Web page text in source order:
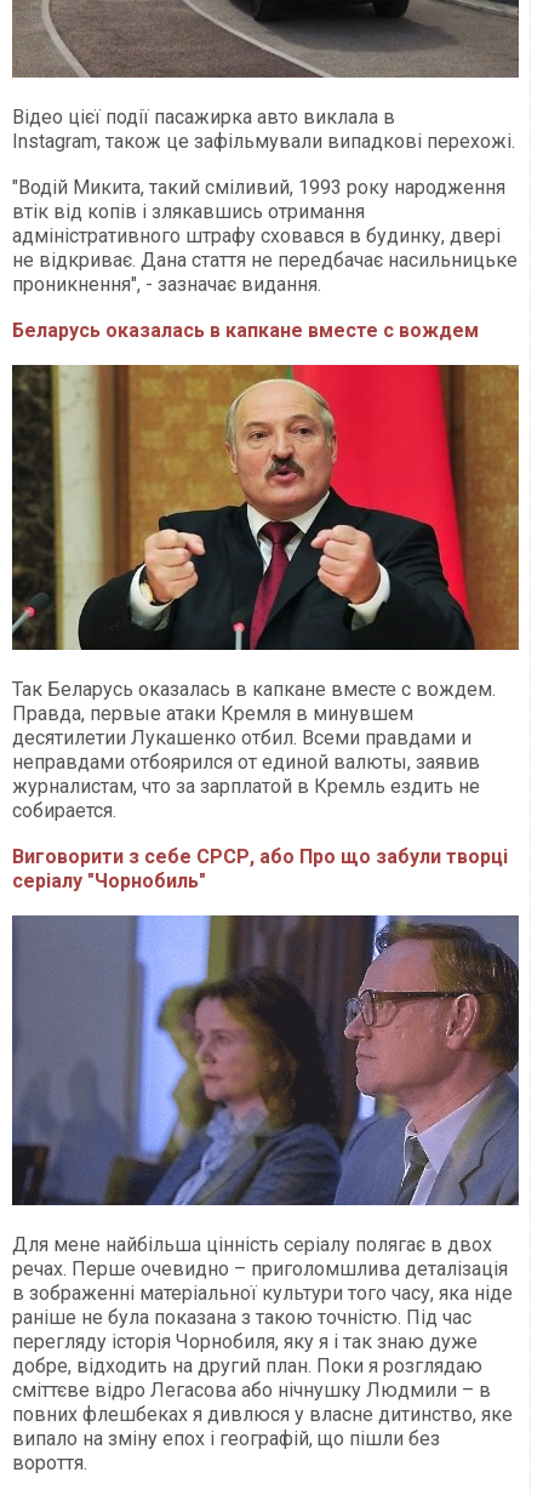
Відео цієї події пасажирка авто виклала в
Instagram, також це зафільмували випадкові перехожі.
"Водій Микита, такий сміливий, 1993 року народження
втік від копів і злякавшись отримання
адміністративного штрафу сховався в будинку, двері
не відкриває. Дана стаття не передбачає насильницьке
проникнення", - зазначає видання.
Беларусь оказалась в капкане вместе с вождем
Так Беларусь оказалась в капкане вместе с вождем.
Правда, первые атаки Кремля в минувшем
десятилетии Лукашенко отбил. Всеми правдами и
неправдами отбоярился от единой валюты, заявив
журналистам, что за зарплатой в Кремль ездить не
собирается.
Виговорити з себе СРСР, або Про що забули творці
серіалу "Чорнобиль"
Для мене найбільша цінність серіалу полягає в двох
речах. Перше очевидно – приголомшлива деталізація
в зображенні матеріальної культури того часу, яка ніде
раніше не була показана з такою точністю. Під час
перегляду історія Чорнобиля, яку я і так знаю дуже
добре, відходить на другий план. Поки я розглядаю
сміттєве відро Легасова або нічнушку Людмили – в
повних флешбеках я дивлюся у власне дитинство, яке
випало на зміну епох і географій, що пішли без
вороття.